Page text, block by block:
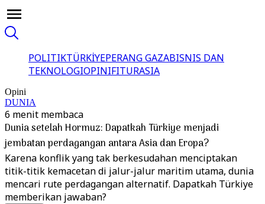
POLITIKTÜRKİYEPERANG GAZABISNIS DAN
TEKNOLOGIOPINIFITURASIA
Opini
DUNIA
6 menit membaca
Dunia setelah Hormuz: Dapatkah Türkiye menjadi
jembatan perdagangan antara Asia dan Eropa?
Karena konflik yang tak berkesudahan menciptakan
titik-titik kemacetan di jalur-jalur maritim utama, dunia
mencari rute perdagangan alternatif. Dapatkah Türkiye
memberikan jawaban?